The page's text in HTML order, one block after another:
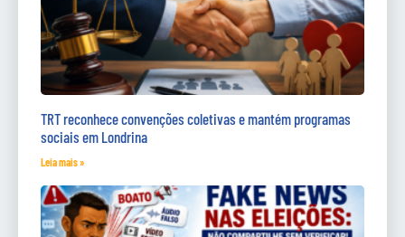
TRT reconhece convenções coletivas e mantém programas
sociais em Londrina
Leia mais »